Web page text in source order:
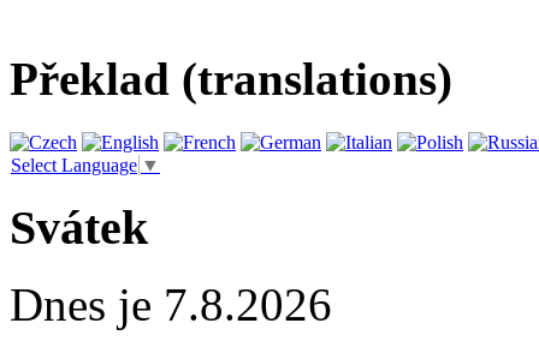
Překlad (translations)
Select Language ▼
Svátek
Dnes je 7.8.2026